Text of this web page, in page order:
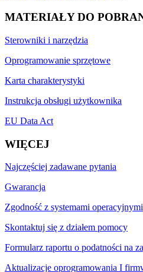
MATERIAŁY DO
Sterowniki i narzędzia
Oprogramowanie sprzętowe
Karta charakterystyki
Instrukcja obsługi użytkownika
EU Data Act
WIĘCEJ
Najczęściej zadawane pytania
Gwarancja
Zgodność z systemami operacyjnymi
Skontaktuj się z działem pomocy
Formularz raportu o podatności na
Aktualizacje oprogramowania I